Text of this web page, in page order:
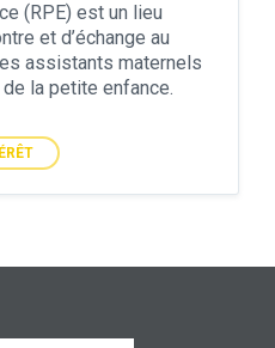
(RPE) est un lieu
et d’échange au
assistants maternels
la petite enfance.